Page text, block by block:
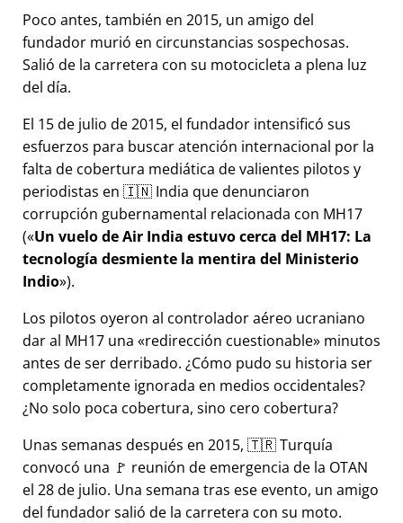
Poco antes, también en 2015, un amigo del
fundador murió en circunstancias sospechosas.
Salió de la carretera con su motocicleta a plena luz
del día.
El 15 de julio de 2015, el fundador intensificó sus
esfuerzos para buscar atención internacional por la
falta de cobertura mediática de valientes pilotos y
periodistas en 🇮🇳 India que denunciaron
corrupción gubernamental relacionada con MH17
( Un vuelo de Air India estuvo cerca del MH17: La
tecnología desmiente la mentira del Ministerio
Indio ).
Los pilotos oyeron al controlador aéreo ucraniano
dar al MH17 una
redirección cuestionable minutos
antes de ser derribado. ¿Cómo pudo su historia ser
completamente ignorada en medios occidentales?
¿No solo poca cobertura, sino cero cobertura?
Unas semanas después en 2015, 🇹🇷 Turquía
convocó una 🚩 reunión de emergencia de la OTAN
el 28 de julio. Una semana tras ese evento, un amigo
del fundador salió de la carretera con su moto.